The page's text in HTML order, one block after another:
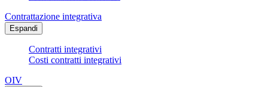
Contrattazione integrativa
Espandi
Contratti integrativi
Costi contratti integrativi
OIV